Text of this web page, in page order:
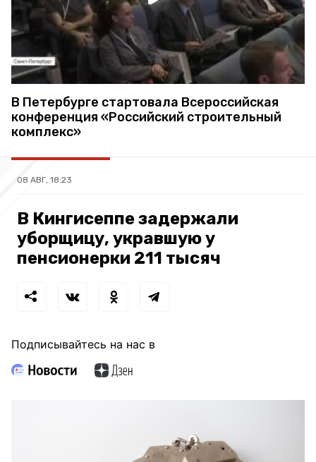
В Петербурге стартовала Всероссийская
конференция «Российский строительный
комплекс»
08 АВГ, 18:23
В Кингисеппе задержали
уборщицу, укравшую у
пенсионерки 211 тысяч
Подписывайтесь на нас в